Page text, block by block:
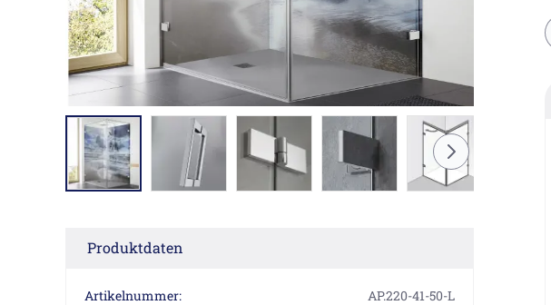
Produktdaten
Artikelnummer: AP.220-41-50-L